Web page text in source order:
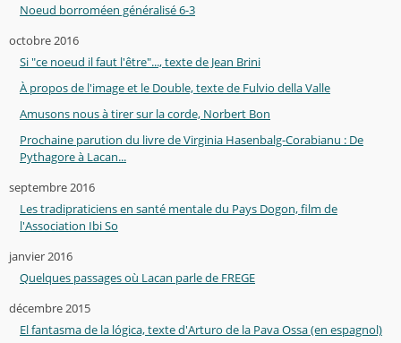
Noeud borroméen généralisé 6-3
octobre 2016
Si "ce noeud il faut l'être"..., texte de Jean Brini
À propos de l'image et le Double, texte de Fulvio della Valle
Amusons nous à tirer sur la corde, Norbert Bon
Prochaine parution du livre de Virginia Hasenbalg-Corabianu : De
Pythagore à Lacan...
septembre 2016
Les tradipraticiens en santé mentale du Pays Dogon, film de
l'Association Ibi So
janvier 2016
Quelques passages où Lacan parle de FREGE
décembre 2015
El fantasma de la lógica, texte d'Arturo de la Pava Ossa (en espagnol)